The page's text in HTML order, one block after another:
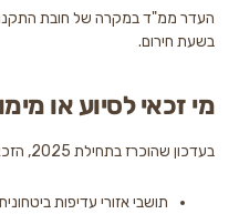
במקרה של חובת התקנה עשוי לגרור
לסיוע או מימון בבניית
הזכאים לסיוע ממשלתי לבניית ממ״ד:
אזורי עדיפות ביטחונית.